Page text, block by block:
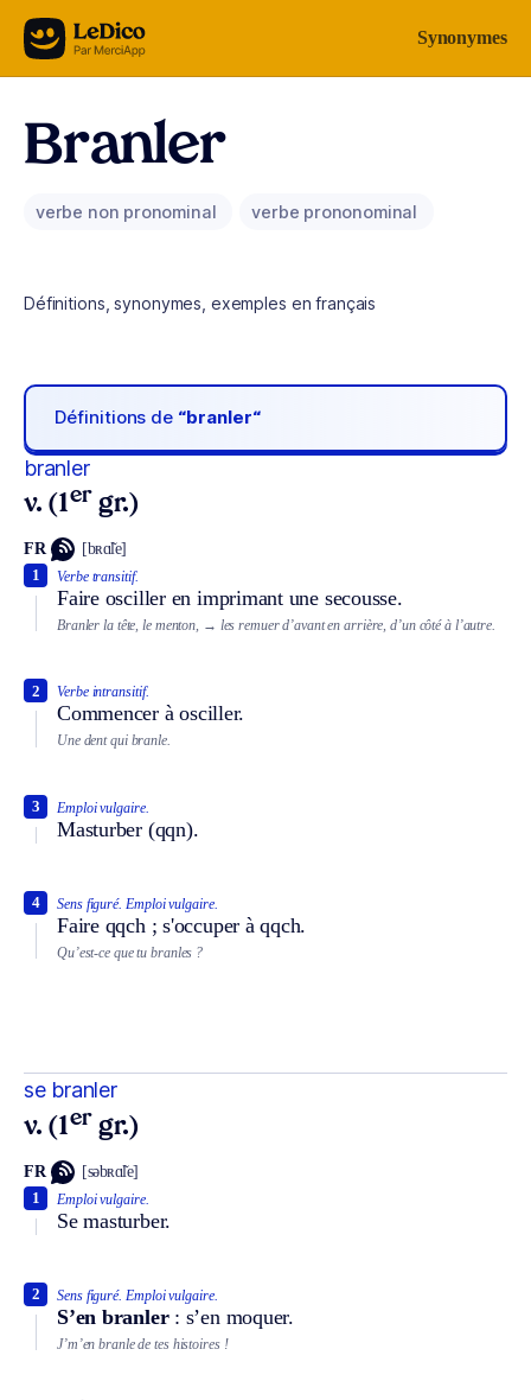
Aller au contenu Synonymes
Branler
verbe non pronominal verbe prononominal
Définitions, synonymes, exemples en français
Définitions de “branler“
branler
v. (1er gr.)
FR [bʀɑ̃le]
Verbe transitif.
Faire osciller en imprimant une secousse.
1
Branler la tête, le menton, → les remuer d’avant en arrière, d’un côté à l’autre.
Verbe intransitif.
Commencer à osciller.
2
Une dent qui branle.
Emploi vulgaire.
Masturber (qqn).
3
Sens figuré. Emploi vulgaire.
Faire qqch ; s'occuper à qqch.
4
Qu’est-ce que tu branles ?
se branler
v. (1er gr.)
FR [səbʀɑ̃le]
Emploi vulgaire.
Se masturber.
1
Sens figuré. Emploi vulgaire.
S’en branler : s’en moquer.
2
J’m’en branle de tes histoires !